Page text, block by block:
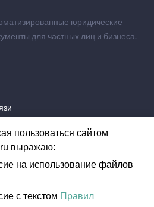
юридические
для частных лиц и бизнеса.
пользоваться сайтом
выражаю:
на использование файлов
с текстом Правил